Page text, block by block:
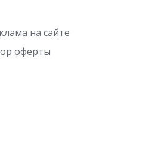
на сайте
оферты